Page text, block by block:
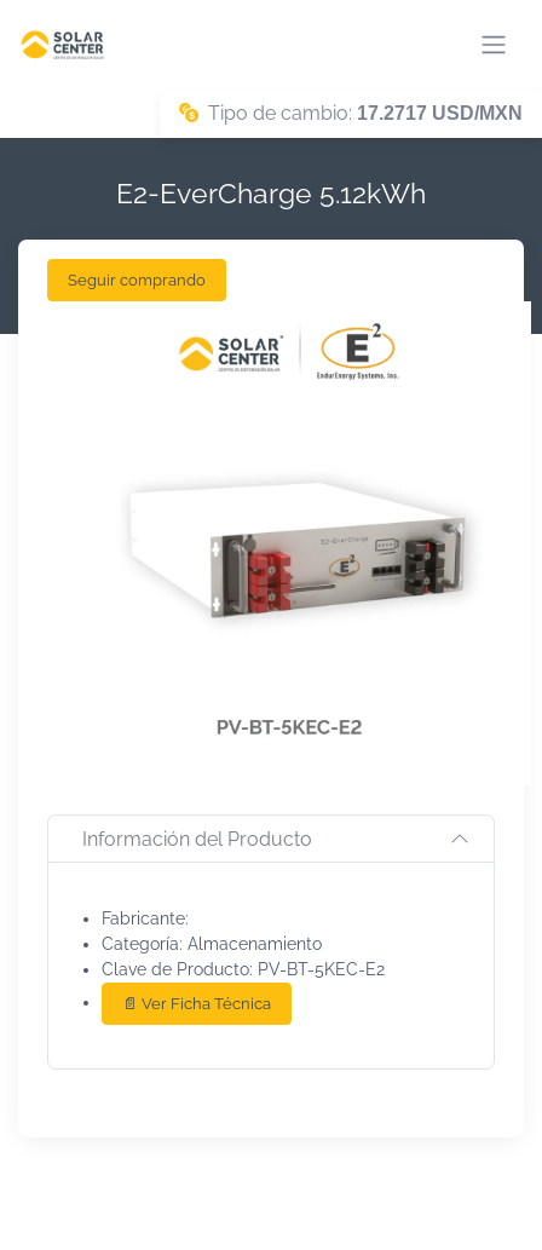
Tipo de cambio: 17.2717 USD/MXN
E2-EverCharge 5.12kWh
Seguir comprando
Información del Producto
Fabricante:
Categoría: Almacenamiento
Clave de Producto: PV-BT-5KEC-E2
📄 Ver Ficha Técnica